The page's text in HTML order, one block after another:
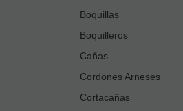
Boquillas
Boquilleros
Cañas
Cordones Arneses
Cortacañas